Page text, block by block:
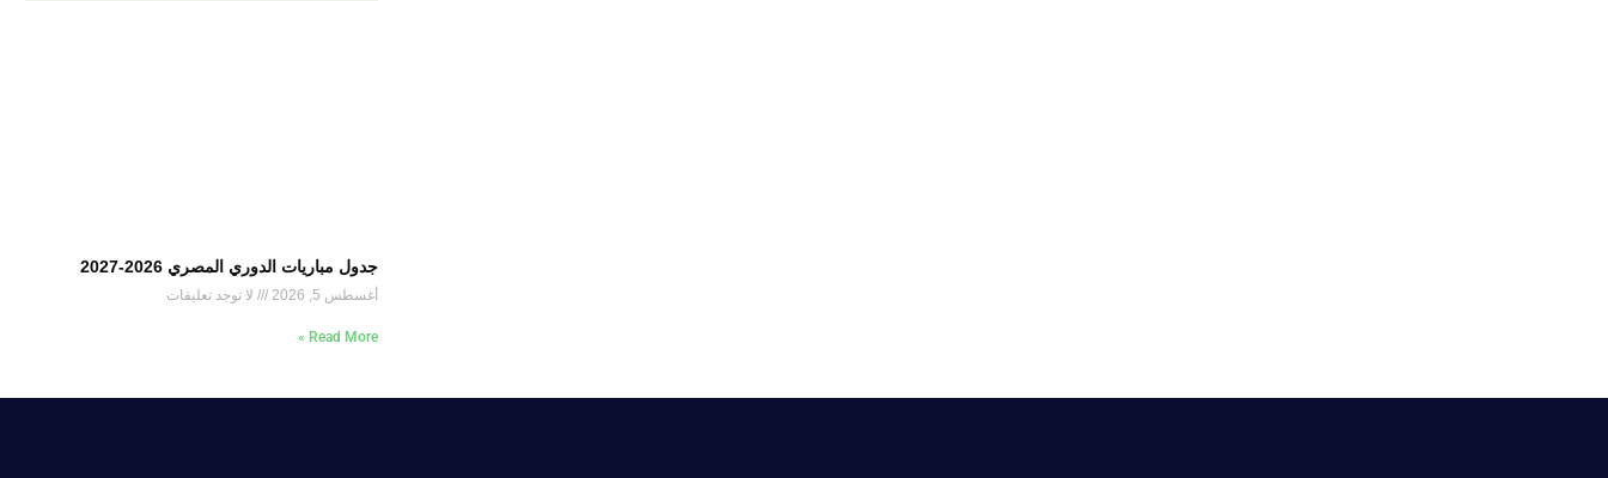
جدول مباريات الدوري المصري 2026-2027
أغسطس 5, 2026 لا توجد تعليقات
Read More »